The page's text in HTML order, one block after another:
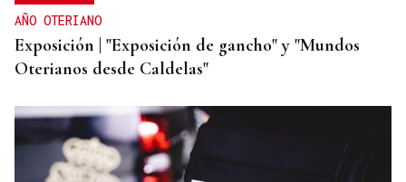
AÑO OTERIANO
Exposición | "Exposición de gancho" y "Mundos
Oterianos desde Caldelas"